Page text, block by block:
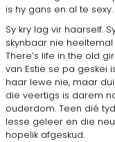
is hy gans en al te sexy.
Sy kry lag vir haarself.
skynbaar nie
There’s life in the old
van Estie se pa geskei
haar lewe nie, maar
die veertigs is da­rem
ouderdom. Teen dié
lesse geleer en die
hopelik afgeskud.